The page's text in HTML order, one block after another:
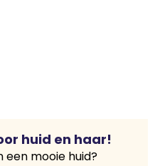
huid en haar!
een mooie huid?